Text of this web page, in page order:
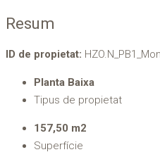
Resum
ID de propietat:
Planta Baixa
Tipus de propietat
157,50 m2
Superfície